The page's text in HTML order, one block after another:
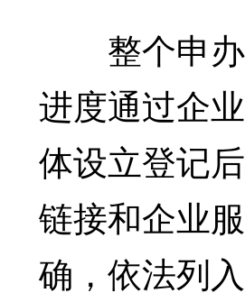
整个申办
进度通过企
体设立登记
链接和企业
确，依法列